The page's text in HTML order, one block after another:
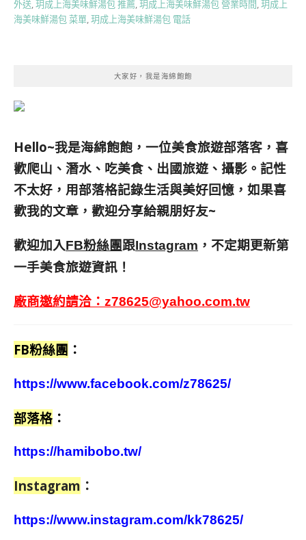
外送,玥成上海美味鮮湯包 推薦,玥成上海美味鮮湯包 營業時間,玥成上
海美味鮮湯包 菜單,玥成上海美味鮮湯包 電話
大家好，我是海綿飽飽
Hello~我是海綿飽飽，一位美食旅遊部落客， 喜
歡爬山、潛水、吃美食、出國旅遊、攝影。 記性
不太好，用部落格記錄生活與美好回憶， 如果喜
歡我的文章，歡迎分享給親朋好友~
歡迎加入FB粉絲團跟Instagram ，不定期更新第
一手美食旅遊資訊！
廠商邀約請洽： z78625@yahoo.com.tw
FB粉絲團 ：
https://www.facebook.com/z78625/
部落格 ：
https://hamibobo.tw/
Instagram ：
https://www.instagram.com/kk78625/